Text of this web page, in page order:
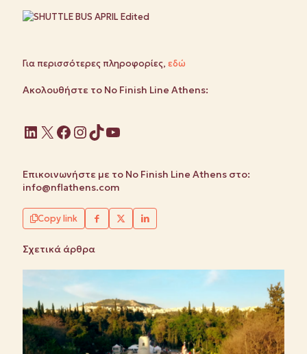
Για περισσότερες πληροφορίες, εδώ
Ακολουθήστε το No Finish Line Athens:
Linkedin
X Facebook
Instagram
TikTok
YouTube
Επικοινωνήστε με το No Finish Line Athens στο:
info@nflathens.com
Copy link
Σχετικά άρθρα